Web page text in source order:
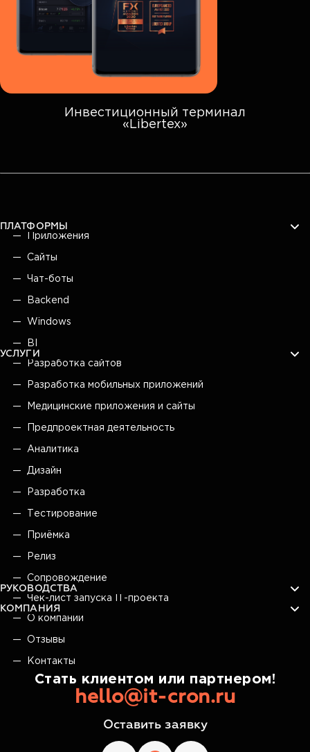
Инвестиционный терминал
«Libertex»
ПЛАТФОРМЫ
Приложения
Сайты
Чат-боты
Backend
Windows
BI
УСЛУГИ
Разработка сайтов
Разработка мобильных приложений
Медицинские приложения и сайты
Предпроектная деятельность
Аналитика
Дизайн
Разработка
Тестирование
Приёмка
Релиз
Сопровождение
РУКОВОДСТВА
Чек-лист запуска IT-проекта
КОМПАНИЯ
О компании
Отзывы
Контакты
Стать клиентом или партнером!
hello@it-cron.ru
Оставить заявку